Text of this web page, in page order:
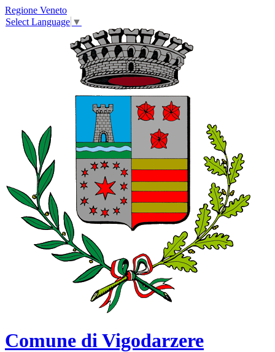
Regione Veneto
Select Language ▼
Comune di Vigodarzere